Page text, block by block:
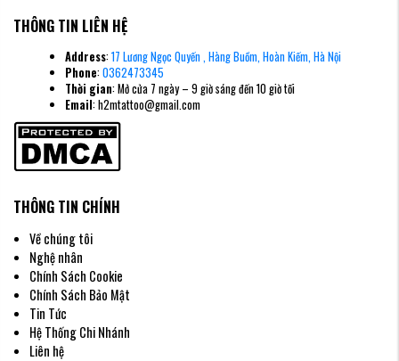
THÔNG TIN LIÊN HỆ
Address: 17 Lương Ngọc Quyến , Hàng Buồm, Hoàn Kiếm, Hà Nội
Phone: 0362473345
Thời gian: Mở cửa 7 ngày – 9 giờ sáng đến 10 giờ tối
Email: h2mtattoo@gmail.com
THÔNG TIN CHÍNH
Về chúng tôi
Nghệ nhân
Chính Sách Cookie
Chính Sách Bảo Mật
Tin Tức
Hệ Thống Chi Nhánh
Liên hệ